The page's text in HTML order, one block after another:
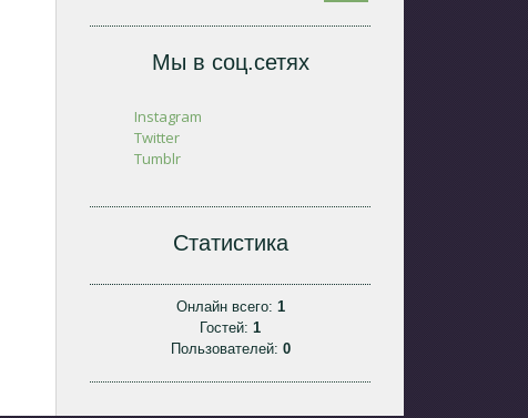
Мы в соц.сетях
Instagram
Twitter
Tumblr
Статистика
Онлайн всего: 1
Гостей:1
Пользователей: 0